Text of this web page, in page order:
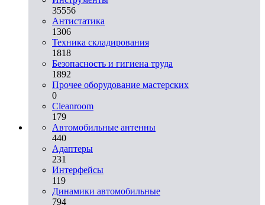
35556
Aнтистатика
1306
Техника складирования
1818
Безопасность и гигиена труда
1892
Прочее оборудование мастерских
0
Cleanroom
179
Автомобильные антенны
440
Адаптеры
231
Интерфейсы
119
Динамики автомобильные
794